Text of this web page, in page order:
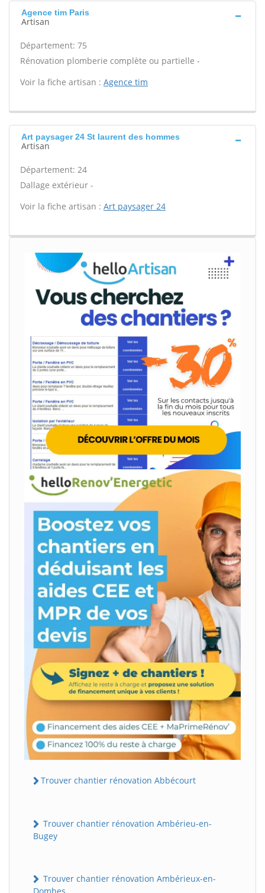
Agence tim Paris
Artisan
Département: 75
Rénovation plomberie complète ou partielle -
Voir la fiche artisan : Agence tim
Art paysager 24 St laurent des hommes
Artisan
Département: 24
Dallage extérieur -
Voir la fiche artisan : Art paysager 24
Trouver chantier rénovation Abbécourt
Trouver chantier rénovation Ambérieu-en-
Bugey
Trouver chantier rénovation Ambérieux-en-